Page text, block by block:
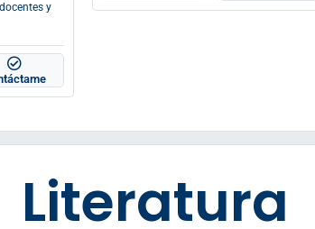
y
Literatura